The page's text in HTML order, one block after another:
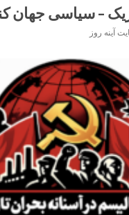
– سیاسی جهان
آینه‌ روز